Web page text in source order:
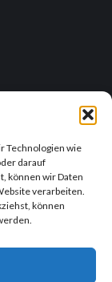
Technologien wie
darauf
können wir Daten
verarbeiten.
können